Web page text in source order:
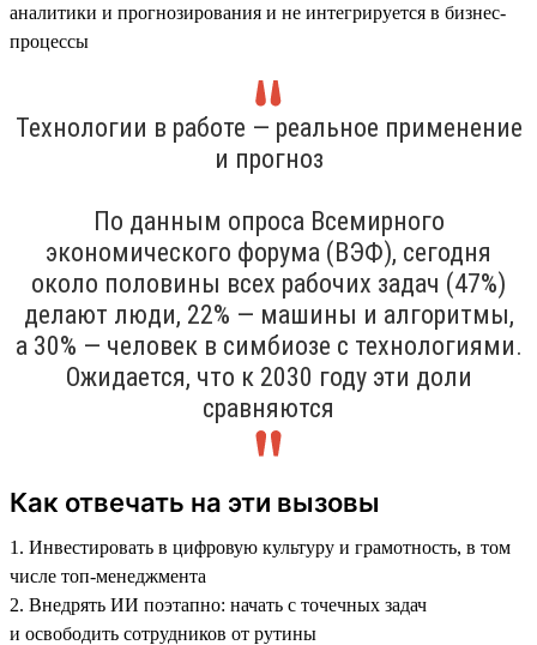
аналитики и прогнозирования и не интегрируется в бизнес-
процессы
Технологии в работе — реальное применение
и прогноз
По данным опроса Всемирного
экономического форума (ВЭФ), сегодня
около половины всех рабочих задач (47%)
делают люди, 22% — машины и алгоритмы,
а 30% — человек в симбиозе с технологиями.
Ожидается, что к 2030 году эти доли
сравняются
Как отвечать на эти вызовы
1. Инвестировать в цифровую культуру и грамотность, в том
числе топ-менеджмента
2. Внедрять ИИ поэтапно: начать с точечных задач
и освободить сотрудников от рутины